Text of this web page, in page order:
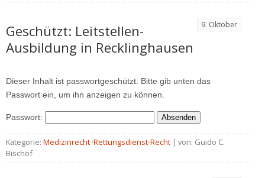
9. Oktober
Geschützt: Leitstellen-
Ausbildung in Recklinghausen
Dieser Inhalt ist passwortgeschützt. Bitte gib unten das
Passwort ein, um ihn anzeigen zu können.
Passwort:
Kategorie: Medizinrecht ·Rettungsdienst-Recht | von: Guido C.
Bischof